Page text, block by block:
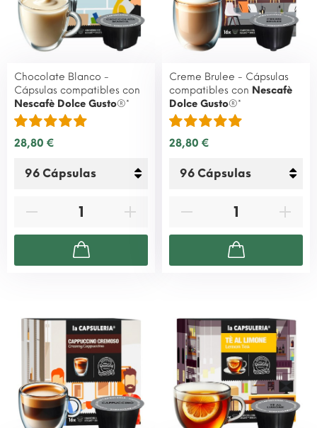
Chocolate Blanco -
Cápsulas compatibles con
Nescafè Dolce Gusto®*
28,80 €
Creme Brulee - Cápsulas
compatibles con Nescafè
Dolce Gusto®*
28,80 €